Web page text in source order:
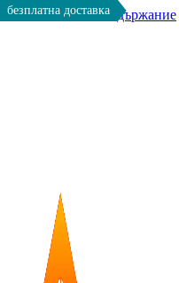
Към основното съдържание
безплатна доставка